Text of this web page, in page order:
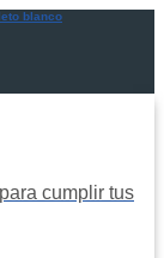
cumplir tus